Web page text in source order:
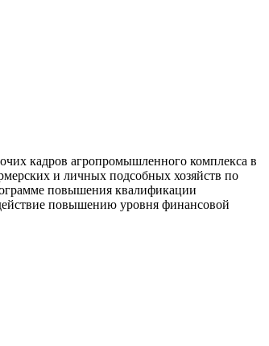
кадров агропромышленного комплекса в
и личных подсобных хозяйств по
повышения квалификации
повышению уровня финансовой